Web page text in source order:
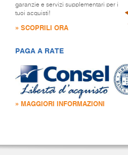
garanzie e servizi supplementari per i
tuoi acquisti!
» SCOPRILI ORA
PAGA A RATE
» MAGGIORI INFORMAZIONI